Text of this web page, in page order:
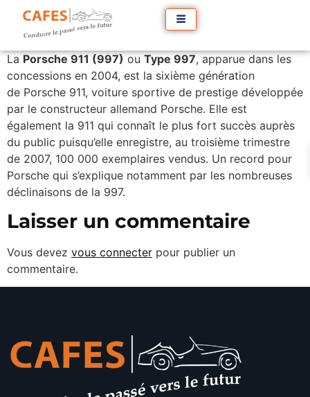
La Porsche 911 (997) ou Type 997, apparue dans les
concessions en 2004, est la sixième génération
de Porsche 911, voiture sportive de prestige développée
par le constructeur allemand Porsche. Elle est
également la 911 qui connaît le plus fort succès auprès
du public puisqu’elle enregistre, au troisième trimestre
de 2007, 100 000 exemplaires vendus. Un record pour
Porsche qui s’explique notamment par les nombreuses
déclinaisons de la 997.
Laisser un commentaire
Vous devez vous connecter pour publier un
commentaire.